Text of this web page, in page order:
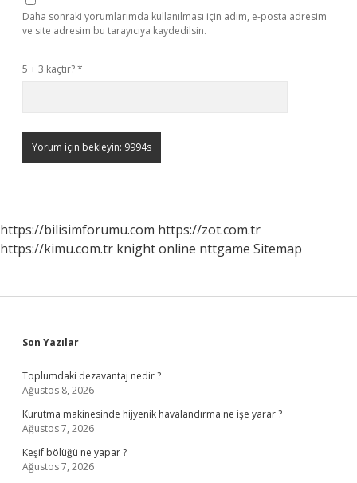
Daha sonraki yorumlarımda kullanılması için adım, e-posta adresim
ve site adresim bu tarayıcıya kaydedilsin.
5 + 3 kaçtır?*
https://bilisimforumu.com https://zot.com.tr
https://kimu.com.tr knight online nttgame Sitemap
Sidebar
Son Yazılar
Toplumdaki dezavantaj nedir ?
Ağustos 8, 2026
Kurutma makinesinde hijyenik havalandırma ne işe yarar ?
Ağustos 7, 2026
Keşif bölüğü ne yapar ?
Ağustos 7, 2026